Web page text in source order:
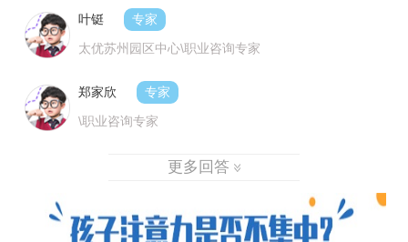
叶铤
专家
太优苏州园区中心\职业咨询专家
郑家欣
专家
\职业咨询专家
更多回答